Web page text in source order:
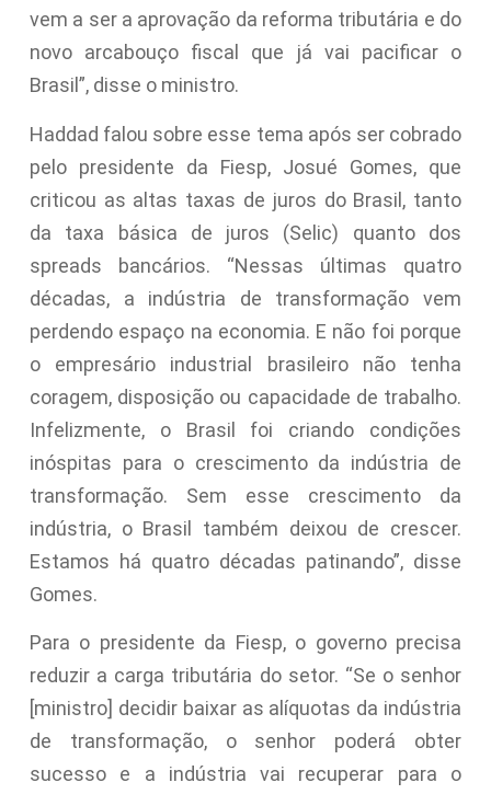
vem a ser a aprovação da reforma tributária e do
novo arcabouço fiscal que já vai pacificar o
Brasil”, disse o ministro.
Haddad falou sobre esse tema após ser cobrado
pelo presidente da Fiesp, Josué Gomes, que
criticou as altas taxas de juros do Brasil, tanto
da taxa básica de juros (Selic) quanto dos
spreads bancários. “Nessas últimas quatro
décadas, a indústria de transformação vem
perdendo espaço na economia. E não foi porque
o empresário industrial brasileiro não tenha
coragem, disposição ou capacidade de trabalho.
Infelizmente, o Brasil foi criando condições
inóspitas para o crescimento da indústria de
transformação. Sem esse crescimento da
indústria, o Brasil também deixou de crescer.
Estamos há quatro décadas patinando”, disse
Gomes.
Para o presidente da Fiesp, o governo precisa
reduzir a carga tributária do setor. “Se o senhor
[ministro] decidir baixar as alíquotas da indústria
de transformação, o senhor poderá obter
sucesso e a indústria vai recuperar para o